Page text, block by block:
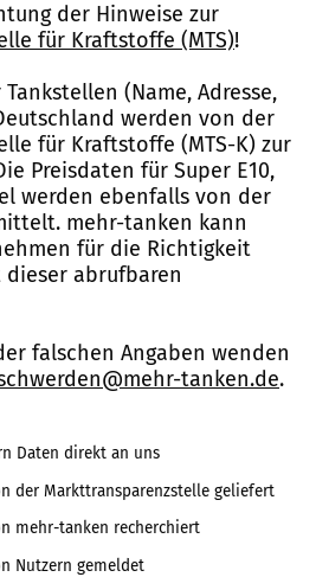
der Hinweise zur
für Kraftstoffe (MTS)!
(Name, Adresse,
werden von der
für Kraftstoffe (MTS-K) zur
Preisdaten für Super E10,
werden ebenfalls von der
mehr-tanken kann
für die Richtigkeit
abrufbaren
falschen Angaben wenden
tanken.de.
Daten direkt an uns
der Markttransparenzstelle geliefert
mehr-tanken recherchiert
Nutzern gemeldet